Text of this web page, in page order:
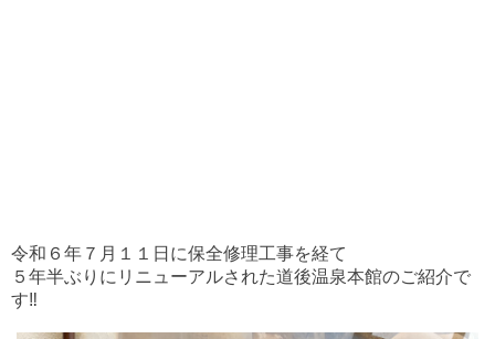
令和６年７月１１日に保全修理工事を経て
５年半ぶりにリニューアルされた道後温泉本館のご紹介で
す‼